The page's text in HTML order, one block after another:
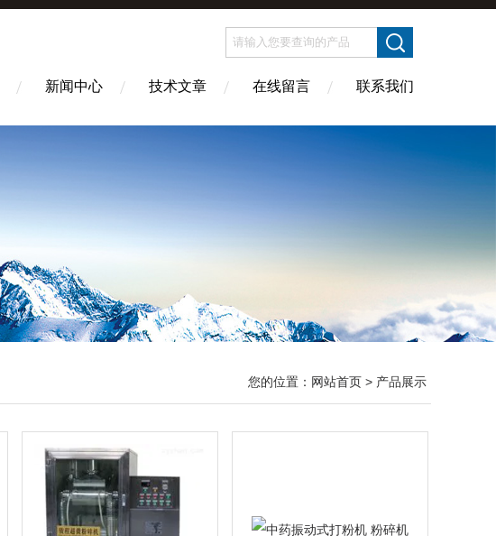
新闻中心 技术文章 在线留言 联系我们
您的位置： 网站首页 > 产品展示